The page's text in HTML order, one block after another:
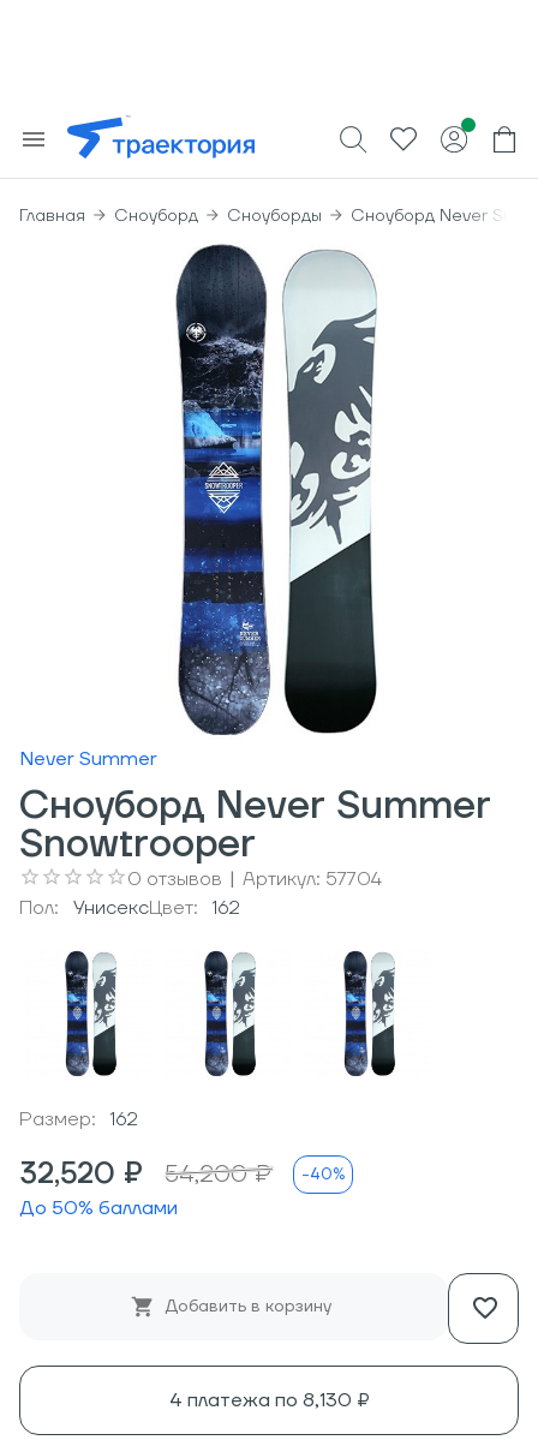
Главная Сноуборд Сноуборды Сноуборд Never
Never Summer
Сноуборд Never Summer
Snowtrooper
0 отзывов | Артикул: 57704
Пол:
УнисексЦвет: 162
Размер: 162
32,520 ₽ 54,200 ₽ -40%
До 50% баллами
Добавить в корзину
4 платежа по 8,130 ₽